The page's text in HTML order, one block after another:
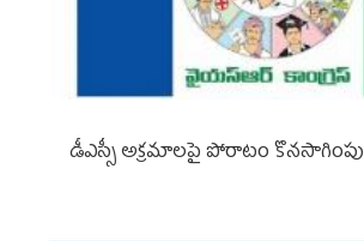
డీఎస్సీ అక్రమాలపై పోరాటం కొనసాగింపు